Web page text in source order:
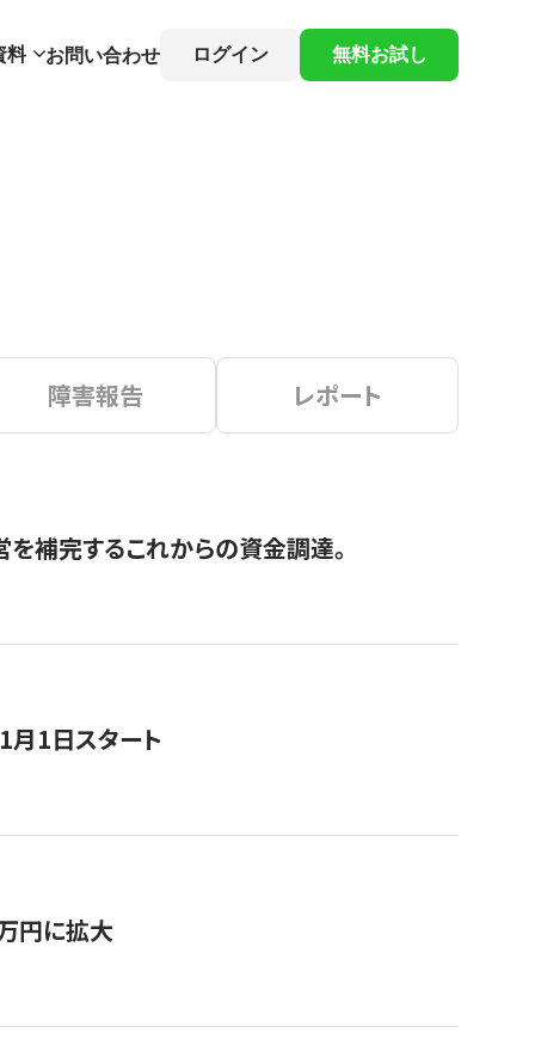
料 お問い合わせ ログイン 無料お試し
障害報告 レポート
補完するこれからの資金調達。
月1日スタート
円に拡大